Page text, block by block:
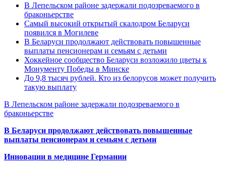
В Лепельском районе задержали подозреваемого в
браконьерстве
Самый высокий открытый скалодром Беларуси
появился в Могилеве
В Беларуси продолжают действовать повышенные
выплаты пенсионерам и семьям с детьми
Хоккейное сообщество Беларуси возложило цветы к
Монументу Победы в Минске
До 9,8 тысяч рублей. Кто из белорусов может получить
такую выплату
В Лепельском районе задержали подозреваемого в
браконьерстве
В Беларуси продолжают действовать повышенные
выплаты пенсионерам и семьям с детьми
Инновации в медицине Германии